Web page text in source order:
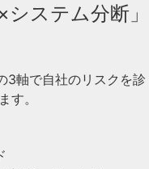
ステム分断」
3軸で自社のリスクを診
す。